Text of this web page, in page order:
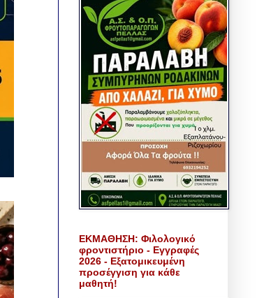
ΕΚΜΑΘΗΣΗ: Φιλολογικό
φροντιστήριο - Εγγραφές
2026 - Εξατομικευμένη
προσέγγιση για κάθε
μαθητή!